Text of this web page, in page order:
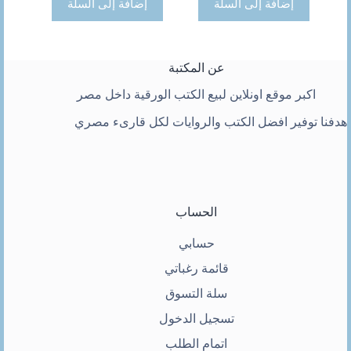
إضافة إلى السلة إضافة إلى السلة
عن المكتبة
اكبر موقع اونلاين لبيع الكتب الورقية داخل مصر
هدفنا توفير افضل الكتب والروايات لكل قارىء مصري
الحساب
حسابي
قائمة رغباتي
سلة التسوق
تسجيل الدخول
اتمام الطلب